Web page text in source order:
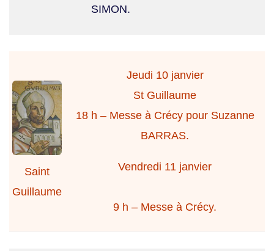
SIMON.
Saint
Guillaume
Jeudi 10 janvier
St Guillaume
18 h – Messe à Crécy pour Suzanne
BARRAS.
Vendredi 11 janvier
9 h – Messe à Crécy.